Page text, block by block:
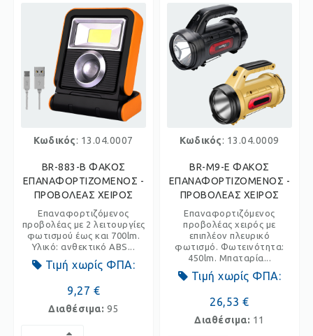
Κωδικός: 13.04.0007
BR-883-B ΦΑΚΟΣ
ΕΠΑΝΑΦΟΡΤΙΖΟΜΕΝΟΣ -
ΠΡΟΒΟΛΕΑΣ ΧΕΙΡΟΣ
Επαναφορτιζόμενος
προβολέας με 2 λειτουργίες
φωτισμού έως και 700lm.
Υλικό: ανθεκτικό ABS...
Τιμή χωρίς ΦΠΑ:
9,27 €
Διαθέσιμα: 95
Κωδικός: 13.04.0009
BR-M9-E ΦΑΚΟΣ
ΕΠΑΝΑΦΟΡΤΙΖΟΜΕΝΟΣ -
ΠΡΟΒΟΛΕΑΣ ΧΕΙΡΟΣ
Επαναφορτιζόμενος
προβολέας χειρός με
επιπλέον πλευρικό
φωτισμό. Φωτεινότητα:
450lm. Μπαταρία...
Τιμή χωρίς ΦΠΑ:
26,53 €
Διαθέσιμα: 11